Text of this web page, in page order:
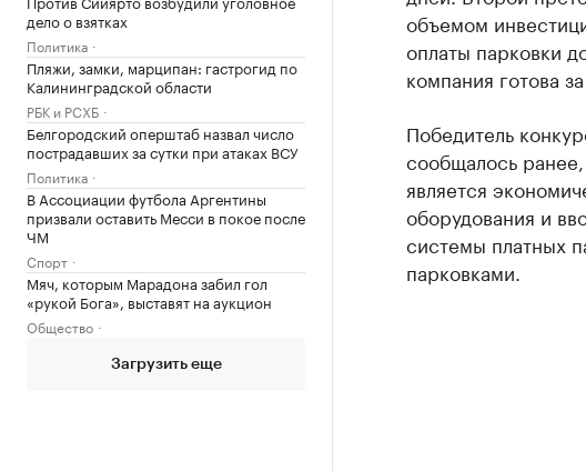
дело о взятках
Политика
Пляжи, замки, марципан: гастрогид по
Калининградской области
РБК и РСХБ
Белгородский оперштаб назвал число
пострадавших за сутки при атаках ВСУ
Политика
В Ассоциации футбола Аргентины
призвали оставить Месси в покое после
ЧМ
Спорт
Мяч, которым Марадона забил гол
«рукой Бога», выставят на аукцион
Общество
Загрузить еще
объемом
оплаты парковки
компания готова
Победитель
сообщалось
является
оборудования и
системы платных
парковками.